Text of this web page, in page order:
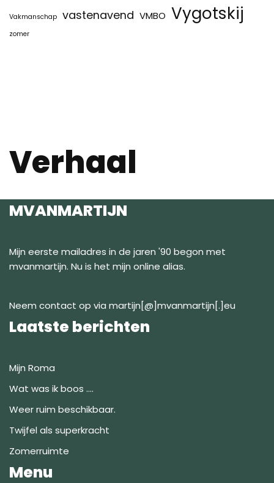
Vakmanschap vastenavend VMBO Vygotskij
zomer
Verhaal
MVANMARTIJN
Mijn eerste mailadres in de jaren '90 begon met
mvanmartijn. Nu is het mijn online alias.
Neem contact op via martijn[@]mvanmartijn[.]eu
Laatste berichten
Mijn Roma
Wat was ik boos ….
Weer ruim beschikbaar.
Twijfel als superkracht
Zomerruimte
Menu